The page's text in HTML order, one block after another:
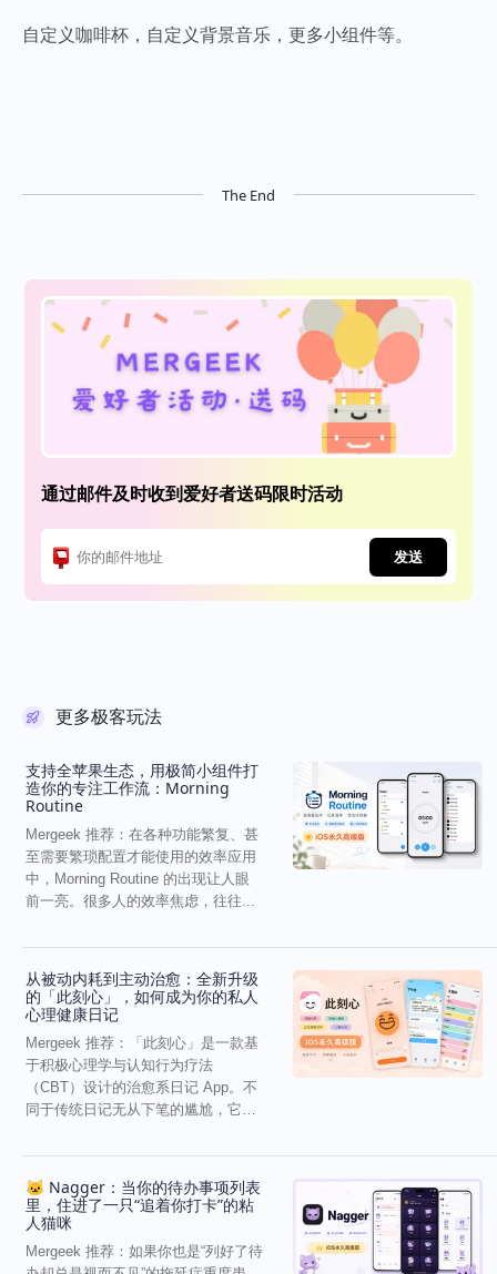
自定义咖啡杯，自定义背景音乐，更多小组件等。
The End
通过邮件及时收到爱好者送码限时活动
发送
更多极客玩法
支持全苹果生态，用极简小组件打
造你的专注工作流：Morning
Routine
Mergeek 推荐：在各种功能繁复、甚
至需要繁琐配置才能使用的效率应用
中，Morning Routine 的出现让人眼
前一亮。很多人的效率焦虑，往往...
从被动内耗到主动治愈：全新升级
的「此刻心」，如何成为你的私人
心理健康日记
Mergeek 推荐：「此刻心」是一款基
于积极心理学与认知行为疗法
（CBT）设计的治愈系日记 App。不
同于传统日记无从下笔的尴尬，它通
🐱 Nagger：当你的待办事项列表
里，住进了一只“追着你打卡”的粘
人猫咪
Mergeek 推荐：如果你也是“列好了待